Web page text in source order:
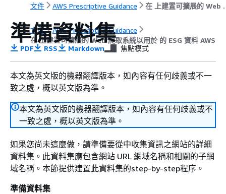
文件 AWS Prescriptive Guidance 在 上建置可
文件
AWS Prescriptive Guidance
在 上建置可擴展的 Web 爬取系統以用於 的 ESG 資料 AWS
準備資料集
PDF RSS Markdown 焦點模式
本文為英文版的機器翻譯版本，如內容有任何歧義或不一
致之處，概以英文版為準。
本文為英文版的機器翻譯版本，如內容有任何歧義或不
一致之處，概以英文版為準。
如果您尚未這麼做，請準備要從中收集資訊之網站的詳細
資料集。此資料集應包含網站 URL 網域名稱和相關的子網
域名稱。本節提供建置此資料集的step-by-step程序。
準備資料集